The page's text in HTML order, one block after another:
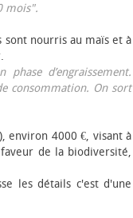
mois".
sont nourris au maïs et à
d’engraissement.
consommation. On sort
environ 4000 €, visant à
de la biodiversité,
les détails c'est d'une